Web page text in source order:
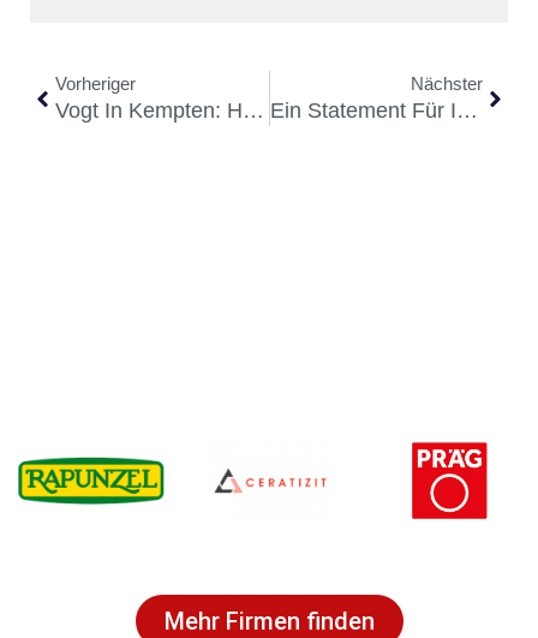
Vorheriger
Vogt In Kempten: Hygiene Fürs Allgäu
Nächster
Ein Statement Für Innovation Und Ingenieurskunst
Mehr Firmen finden